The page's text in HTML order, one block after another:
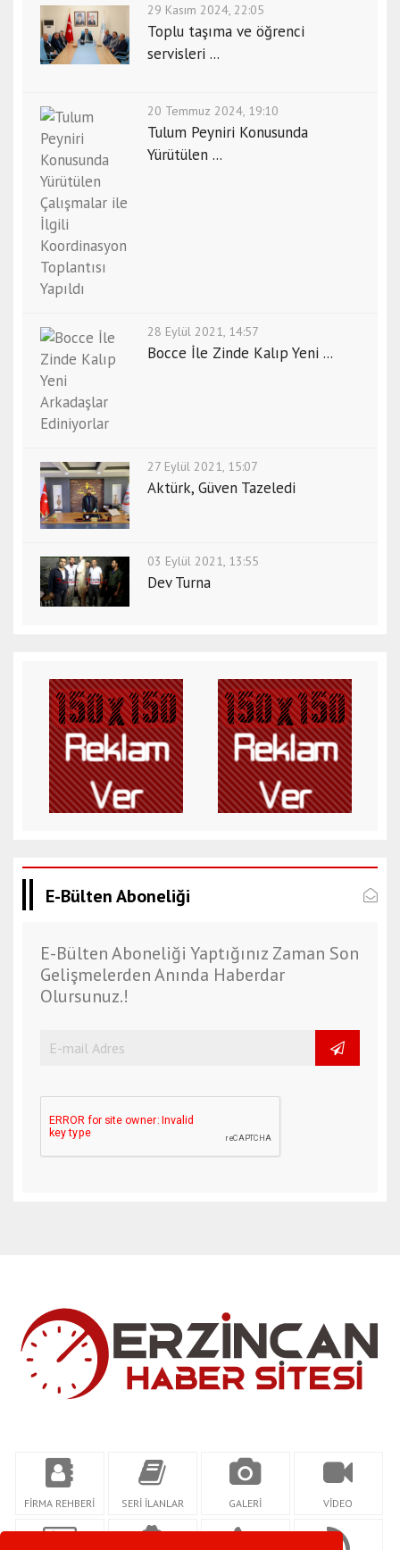
29 Kasım 2024, 22:05
Toplu taşıma ve öğrenci
servisleri ...
20 Temmuz 2024, 19:10
Tulum Peyniri Konusunda
Yürütülen ...
28 Eylül 2021, 14:57
Bocce İle Zinde Kalıp Yeni ...
27 Eylül 2021, 15:07
Aktürk, Güven Tazeledi
03 Eylül 2021, 13:55
Dev Turna
E-Bülten Aboneliği
E-Bülten Aboneliği Yaptığınız Zaman Son
Gelişmelerden Anında Haberdar
Olursunuz.!
FİRMA REHBERİ SERİ İLANLAR GALERİ VİDEO